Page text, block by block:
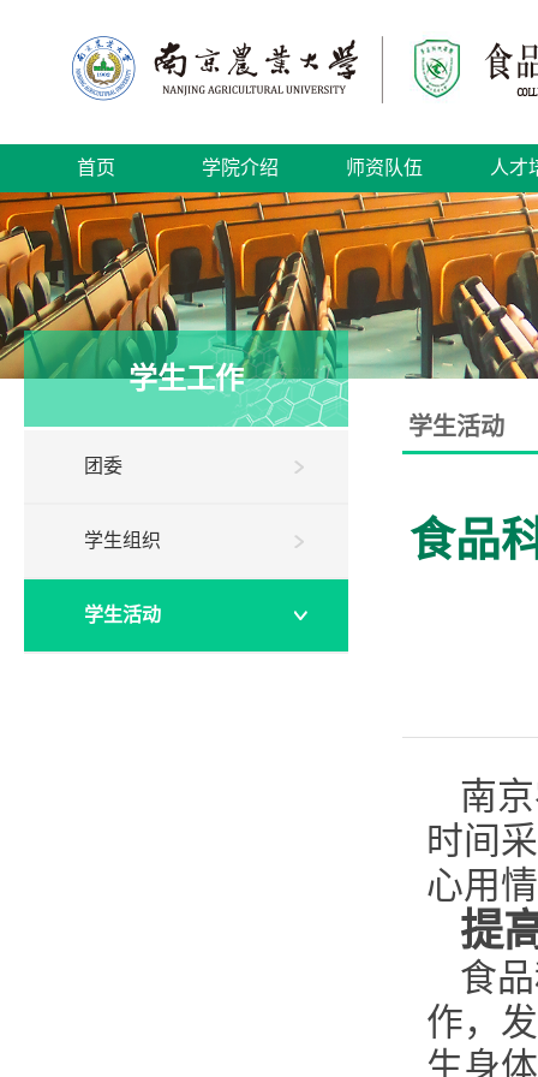
首页 学院介绍 师资队伍 人才
学生工作
团委
学生组织
学生活动
学生活动
食品
南
时间
心用
提
食
作，
生身